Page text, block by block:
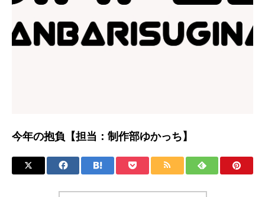
今年の抱負【担当：制作部ゆかっち】